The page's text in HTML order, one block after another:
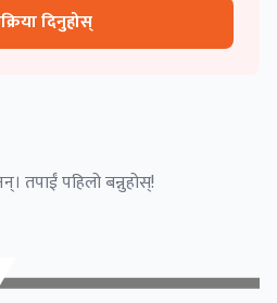
दिनुहोस्
तपाईं पहिलो बन्नुहोस्!